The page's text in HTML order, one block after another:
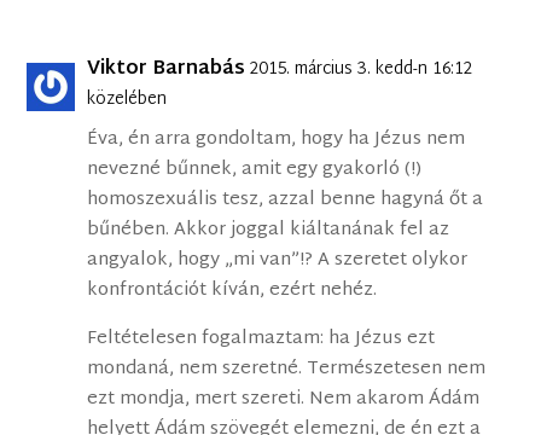
Viktor Barnabás 2015. március 3. kedd-n 16:12
közelében
Éva, én arra gondoltam, hogy ha Jézus nem
nevezné bűnnek, amit egy gyakorló (!)
homoszexuális tesz, azzal benne hagyná őt a
bűnében. Akkor joggal kiáltanának fel az
angyalok, hogy „mi van”!? A szeretet olykor
konfrontációt kíván, ezért nehéz.
Feltételesen fogalmaztam: ha Jézus ezt
mondaná, nem szeretné. Természetesen nem
ezt mondja, mert szereti. Nem akarom Ádám